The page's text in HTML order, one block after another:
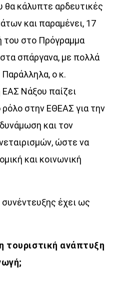
αύρα του Αιγαίου.
την κοινωνία,
συμβαίνει τώρα.
Αθήνας
πόλης… σε φωνή.
Αιγαίο…
More
θα κάλυπτε αρδευτικές
και παραμένει, 17
του στο Πρόγραμμα
σπάργανα, με πολλά
ο κ.
ΕΑΣ Νάξου παίζει
ρόλο στην ΕΘΕΑΣ για την
και τον
ώστε να
και κοινωνική
έχει ως
τουριστική ανάπτυξη